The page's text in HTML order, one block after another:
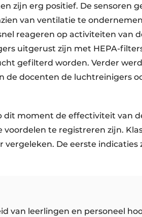
zijn erg positief. De sensoren
van ventilatie te
reageren op activiteiten van
uitgerust zijn met HEPA-
gefilterd worden. Verder
de docenten de luchtreinigers
dit moment de effectiviteit van
te registreren zijn.
De eerste indicaties
van leerlingen en personeel